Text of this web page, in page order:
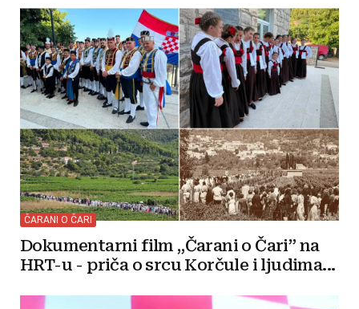
ČARANI O ČARI
Dokumentarni film „Čarani o Čari” na
HRT-u - priča o srcu Korčule i ljudima...